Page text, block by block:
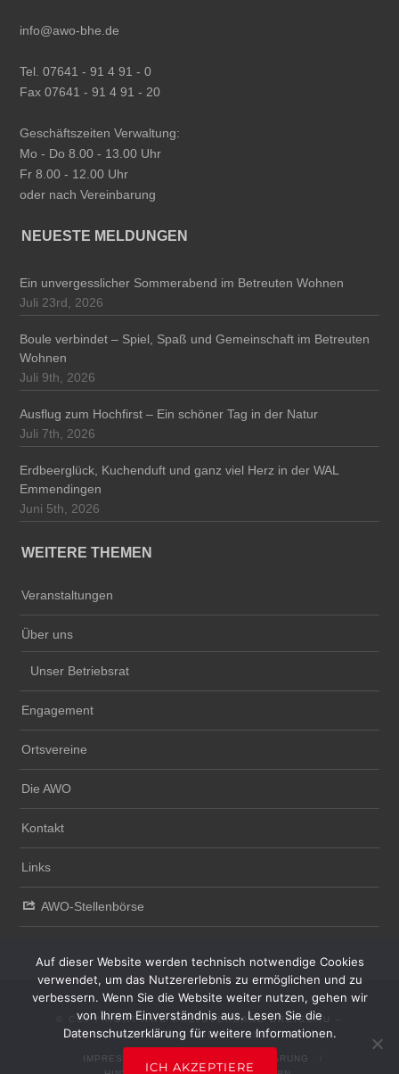
info@awo-bhe.de
Tel. 07641 - 91 4 91 - 0
Fax 07641 - 91 4 91 - 20
Geschäftszeiten Verwaltung:
Mo - Do 8.00 - 13.00 Uhr
Fr 8.00 - 12.00 Uhr
oder nach Vereinbarung
NEUESTE MELDUNGEN
Ein unvergesslicher Sommerabend im Betreuten Wohnen
Juli 23rd, 2026
Boule verbindet – Spiel, Spaß und Gemeinschaft im Betreuten
Wohnen
Juli 9th, 2026
Ausflug zum Hochfirst – Ein schöner Tag in der Natur
Juli 7th, 2026
Erdbeerglück, Kuchenduft und ganz viel Herz in der WAL
Emmendingen
Juni 5th, 2026
WEITERE THEMEN
Veranstaltungen
Über uns
Unser Betriebsrat
Engagement
Ortsvereine
Die AWO
Kontakt
Links
AWO-Stellenbörse
© COPYRIGHT AWO KREISVERBAND BREISGAU –
HOCHSCHWARZWALD UND EMMENDINGEN E.V.
IMPRESSUM
DATENSCHUTZERKLÄRUNG
Auf dieser Website werden technisch notwendige Cookies
verwendet, um das Nutzererlebnis zu ermöglichen und zu
verbessern. Wenn Sie die Website weiter nutzen, gehen wir
von Ihrem Einverständnis aus. Lesen Sie die
Datenschutzerklärung für weitere Informationen.
ICH AKZEPTIERE